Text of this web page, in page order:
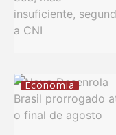
Economia